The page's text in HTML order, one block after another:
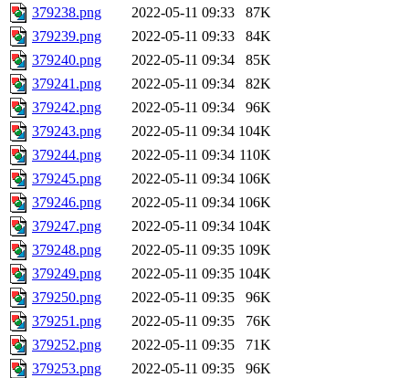
379238.png
2022-05-11 09:33
87K
379239.png
2022-05-11 09:33
84K
379240.png
2022-05-11 09:34
85K
379241.png
2022-05-11 09:34
82K
379242.png
2022-05-11 09:34
96K
379243.png
2022-05-11 09:34 104K
379244.png
2022-05-11 09:34 110K
379245.png
2022-05-11 09:34 106K
379246.png
2022-05-11 09:34 106K
379247.png
2022-05-11 09:34 104K
379248.png
2022-05-11 09:35 109K
379249.png
2022-05-11 09:35 104K
379250.png
2022-05-11 09:35
96K
379251.png
2022-05-11 09:35
76K
379252.png
2022-05-11 09:35
71K
379253.png
2022-05-11 09:35
96K